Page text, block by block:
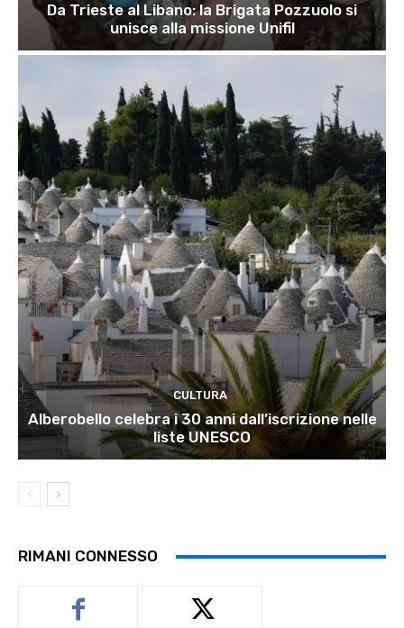
Da Trieste al Libano: la Brigata Pozzuolo si
unisce alla missione Unifil
CULTURA
Alberobello celebra i 30 anni dall’iscrizione nelle
liste UNESCO
RIMANI CONNESSO